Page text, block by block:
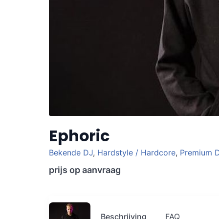
Ephoric
Bekende DJ, Hardstyle / Hardcore, Premium
prijs op aanvraag
Beschrijving FAQ